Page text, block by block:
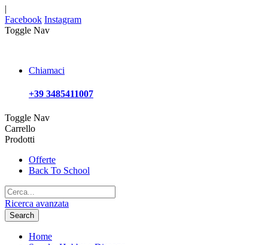
|
Facebook Instagram
Toggle Nav
Chiamaci
+39 3485411007
Toggle Nav
Carrello
Prodotti
Offerte
Back To School
Ricerca avanzata
Search
Home